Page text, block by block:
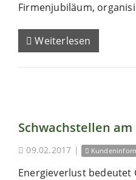
Firmenjubiläum,
Weiterlesen
Schwachstellen am
09.02.2017 |
Energieverlust bedeutet